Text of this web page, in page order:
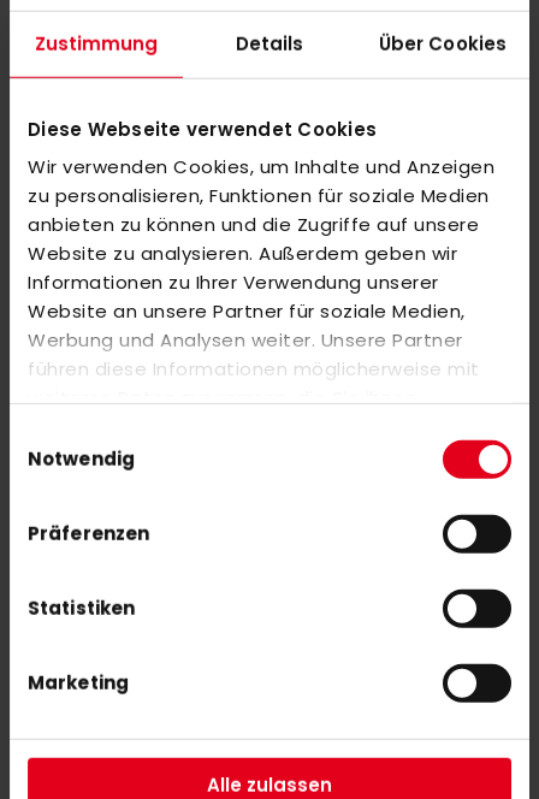
Zustimmung Details Über Cookies
Diese Webseite verwendet Cookies
Wir verwenden Cookies, um Inhalte und Anzeigen
zu personalisieren, Funktionen für soziale Medien
anbieten zu können und die Zugriffe auf unsere
Website zu analysieren. Außerdem geben wir
Informationen zu Ihrer Verwendung unserer
Website an unsere Partner für soziale Medien,
Werbung und Analysen weiter. Unsere Partner
führen diese Informationen möglicherweise mit
weiteren Daten zusammen, die Sie ihnen
Nutzung der Dienste gesammelt haben.
Notwendig
Präferenzen
Statistiken
Marketing
Alle zulassen
aus recycel-ten Hochleistungsmaterialien. Eigenschaften: • Die
Cloudfoam-Dämpfung in der Zwischensohle sorgt für zusätzlichen
Außensohle für maximale Griffigkeit in alle Richtungen. • TPU-
Zehenkappe für zusätzlichen Schutz gegen Stöße vom Ball.
MEHR INFORMATIONEN
BEWERTUNGEN
ÄHNLICHE PRODUKTE
Markieren Sie die Artikel, um Sie dem Warenkorb hinzuzufügen
adidas HOCKEY LUX LEAGUE 26/27 Solar-White